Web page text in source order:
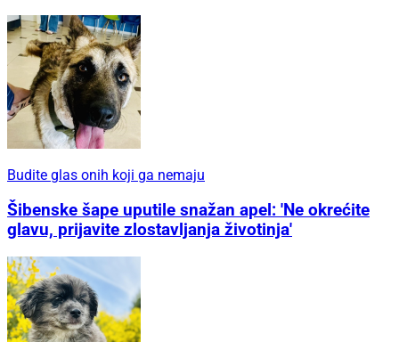
Budite glas onih koji ga nemaju
Šibenske šape uputile snažan apel: 'Ne okrećite
glavu, prijavite zlostavljanja životinja'